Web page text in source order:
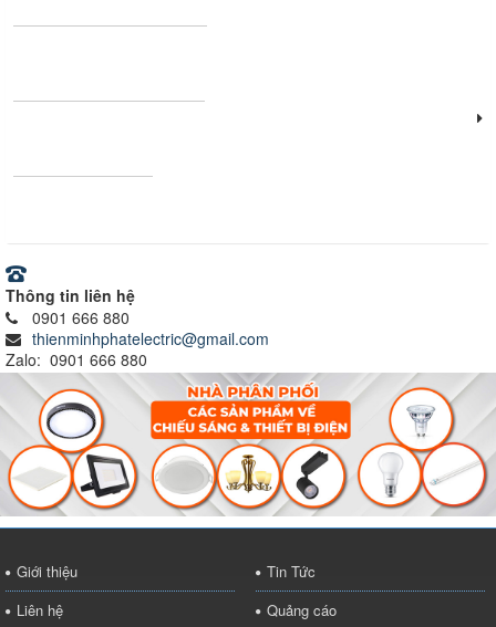
Thông tin liên hệ
0901 666 880
thienminhphatelectric@gmail.com
Zalo: 0901 666 880
Giới thiệu
Tin Tức
Liên hệ
Quảng cáo